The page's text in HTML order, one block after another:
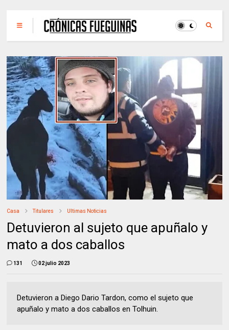
Casa Titulares Ultimas Noticias
Detuvieron al sujeto que apuñalo y
mato a dos caballos
131 02 julio 2023
Detuvieron a Diego Dario Tardon, como el sujeto que
apuñalo y mato a dos caballos en Tolhuin.